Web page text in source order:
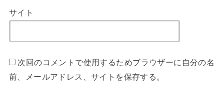
サイト
次回のコメントで使用するためブラウザーに自分の名
前、メールアドレス、サイトを保存する。